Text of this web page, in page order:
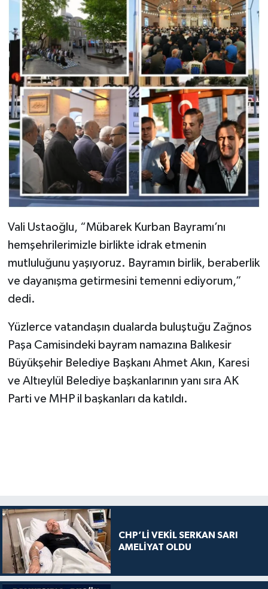
Vali Ustaoğlu, “Mübarek Kurban Bayramı’nı
hemşehrilerimizle birlikte idrak etmenin
mutluluğunu yaşıyoruz. Bayramın birlik, beraberlik
ve dayanışma getirmesini temenni ediyorum,”
dedi.
Yüzlerce vatandaşın dualarda buluştuğu Zağnos
Paşa Camisindeki bayram namazına Balıkesir
Büyükşehir Belediye Başkanı Ahmet Akın, Karesi
ve Altıeylül Belediye başkanlarının yanı sıra AK
Parti ve MHP il başkanları da katıldı.
CHP’Lİ VEKİL SERKAN SARI
AMELİYAT OLDU